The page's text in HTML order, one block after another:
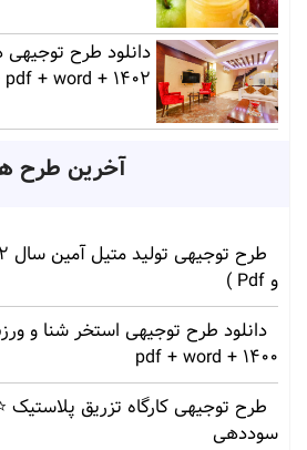
دانلود طرح
1402 + pdf + word + مشاوره وام
آخرین طرح
و Pdf )
دانلود طرح توجیهی استخر شنا و
1400 + pdf + word
طرح توجیهی کارگاه تزریق پلاستیک
سوددهی